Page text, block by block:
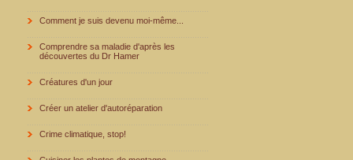
Comment je suis devenu moi-même...
Comprendre sa maladie d'après les
découvertes du Dr Hamer
Créatures d'un jour
Créer un atelier d'autoréparation
Crime climatique, stop!